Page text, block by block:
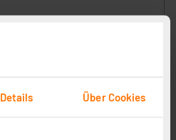
Details Über Cookies